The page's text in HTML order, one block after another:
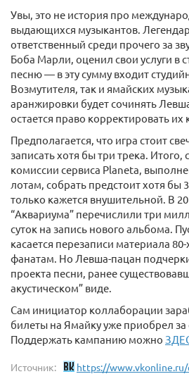
Увы, это не история про
выдающихся музыкантов.
ответственный среди прочего за
Боба Марли, оценил свои услуги в
песню — в эту сумму входит
Возмутителя, так и ямайских
аранжировки будет сочинять
остается право корректировать
Предполагается, что игра стоит
записать хотя бы три трека. Итого,
комиссии сервиса Planeta,
лотам, собрать предстоит хотя бы
только кажется внушительной. В
“Аквариума” перечислили три
суток на запись нового альбома.
касается перезаписи материала
фанатам. Но Левша-пацан
проекта песни, ранее
акустическом” виде.
Сам инициатор коллаборации
билеты на Ямайку уже приобрел за
Поддержать кампанию можно
Источник: https://www.vkonline.ru/